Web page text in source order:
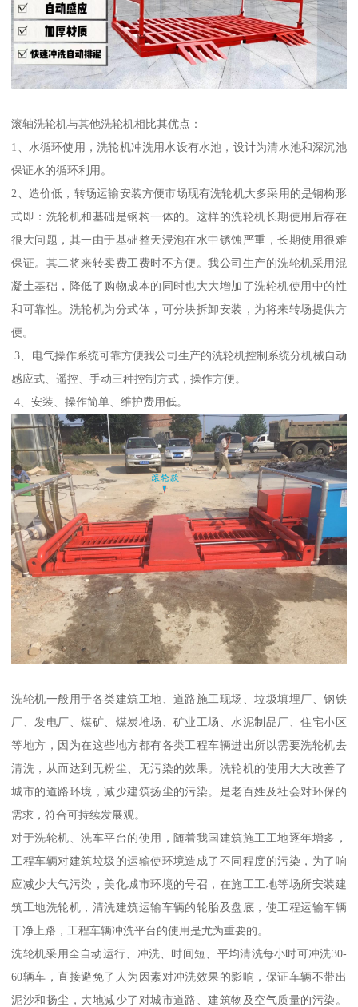
滚轴洗轮机与其他洗轮机相比其优点：
1、水循环使用，洗轮机冲洗用水设有水池，设计为清水池和深沉池
保证水的循环利用。
2、造价低，转场运输安装方便市场现有洗轮机大多采用的是钢构形
式即：洗轮机和基础是钢构一体的。这样的洗轮机长期使用后存在
很大问题，其一由于基础整天浸泡在水中锈蚀严重，长期使用很难
保证。其二将来转卖费工费时不方便。我公司生产的洗轮机采用混
凝土基础，降低了购物成本的同时也大大增加了洗轮机使用中的性
和可靠性。洗轮机为分式体，可分块拆卸安装，为将来转场提供方
便。
3、电气操作系统可靠方便我公司生产的洗轮机控制系统分机械自动
感应式、遥控、手动三种控制方式，操作方便。
4、安装、操作简单、维护费用低。
洗轮机一般用于各类建筑工地、道路施工现场、垃圾填埋厂、钢铁
厂、发电厂、煤矿、煤炭堆场、矿业工场、水泥制品厂、住宅小区
等地方，因为在这些地方都有各类工程车辆进出所以需要洗轮机去
清洗，从而达到无粉尘、无污染的效果。洗轮机的使用大大改善了
城市的道路环境，减少建筑扬尘的污染。是老百姓及社会对环保的
需求，符合可持续发展观。
对于洗轮机、洗车平台的使用，随着我国建筑施工工地逐年增多，
工程车辆对建筑垃圾的运输使环境造成了不同程度的污染，为了响
应减少大气污染，美化城市环境的号召，在施工工地等场所安装建
筑工地洗轮机，清洗建筑运输车辆的轮胎及盘底，使工程运输车辆
干净上路，工程车辆冲洗平台的使用是尤为重要的。
洗轮机采用全自动运行、冲洗、时间短、平均清洗每小时可冲洗30-
60辆车，直接避免了人为因素对冲洗效果的影响，保证车辆不带出
泥沙和扬尘，大地减少了对城市道路、建筑物及空气质量的污染。